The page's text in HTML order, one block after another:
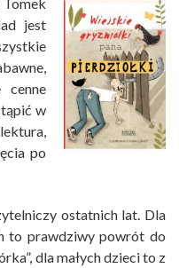
jest
w
po
ostatnich lat. Dla
to prawdziwy powrót do
dla małych dzieci to z